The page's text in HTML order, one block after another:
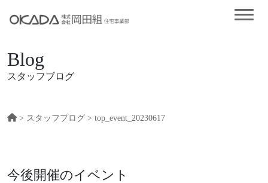
Blog
スタッフブログ
> スタッフプログ > top_event_20230617
今後開催のイベント